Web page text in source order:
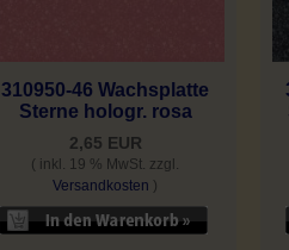
310950-46 Wachsplatte
Sterne hologr. rosa
2,65 EUR
( inkl. 19 % MwSt. zzgl.
Versandkosten )